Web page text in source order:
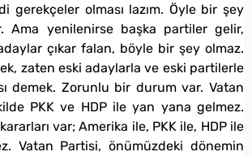
gerekçeler olması lazım. Öyle bir şey
Ama yenilenirse başka partiler gelir,
çıkar falan, böyle bir şey olmaz.
zaten eski adaylarla ve eski partilerle
demek. Zorunlu bir durum var. Vatan
PKK ve HDP ile yan yana gelmez.
var; Amerika ile, PKK ile, HDP ile
Vatan Partisi, önümüzdeki dönemin